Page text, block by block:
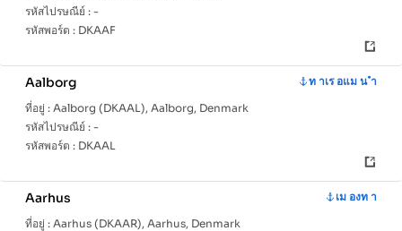
รหัสไปรษณีย์ : -
รหัสพอร์ต : DKAAF
Aalborg
ท าเร อแม น ำ
ที่อยู่ : Aalborg (DKAAL), Aalborg, Denmark
รหัสไปรษณีย์ : -
รหัสพอร์ต : DKAAL
Aarhus
เม องท า
ที่อยู่ : Aarhus (DKAAR), Aarhus, Denmark